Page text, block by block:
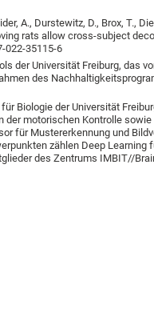
A., Durstewitz, D., Brox, T.,
rats allow cross-subject
022-35115-6
der Universität Freiburg, das
des
Biologie der Universität
der motorischen Kontrolle
für Mustererkennung und
zählen Deep Learning
des Zentrums IMBIT//